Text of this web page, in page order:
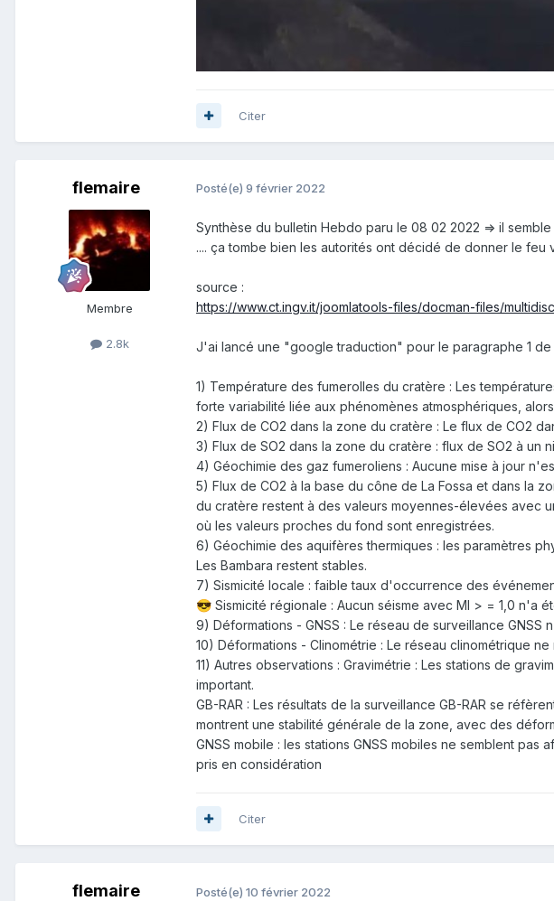
Citer
flemaire
Membre
2.8k
Posté(e) 9 février 2022
Synthèse du bulletin Hebdo paru le 08 02 2022 => il
.... ça tombe bien les autorités ont décidé de donner le feu
source :
https://www.ct.ingv.it/joomlatools-files/docman-files/
J'ai lancé une "google traduction" pour le paragraphe 1
1) Température des fumerolles du cratère : Les
forte variabilité liée aux phénomènes atmosphériques,
2) Flux de CO2 dans la zone du cratère : Le flux de CO2
3) Flux de SO2 dans la zone du cratère : flux de SO2 à un
4) Géochimie des gaz fumeroliens : Aucune mise à jour
5) Flux de CO2 à la base du cône de La Fossa et dans la
du cratère restent à des valeurs moyennes-élevées avec
où les valeurs proches du fond sont enregistrées.
6) Géochimie des aquifères thermiques : les paramètres
Les Bambara restent stables.
7) Sismicité locale : faible taux d'occurrence des
😎 Sismicité régionale : Aucun séisme avec Ml > = 1,0 n'a
9) Déformations - GNSS : Le réseau de surveillance GNSS
10) Déformations - Clinométrie : Le réseau clinométrique
11) Autres observations : Gravimétrie : Les stations de
important.
GB-RAR : Les résultats de la surveillance GB-RAR se
montrent une stabilité générale de la zone, avec des
GNSS mobile : les stations GNSS mobiles ne semblent
pris en considération
Citer
flemaire Posté(e) 10 février 2022